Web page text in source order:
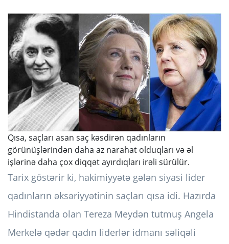
Qısa, saçları asan saç kəsdirən qadınların
görünüşlərindən daha az narahat olduqları və əl
işlərinə daha çox diqqət ayırdıqları irəli sürülür.
Tarix göstərir ki, hakimiyyətə gələn siyasi lider
qadınların əksəriyyətinin saçları qısa idi. Hazırda
Hindistanda olan Tereza Meydən tutmuş Angela
Merkelə qədər qadın liderlər idmanı səliqəli